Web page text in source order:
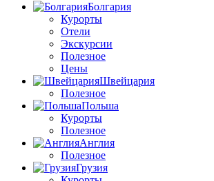
Болгария
Курорты
Отели
Экскурсии
Полезное
Цены
Швейцария
Полезное
Польша
Курорты
Полезное
Англия
Полезное
Грузия